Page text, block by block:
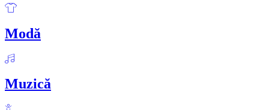
Modă
Muzică